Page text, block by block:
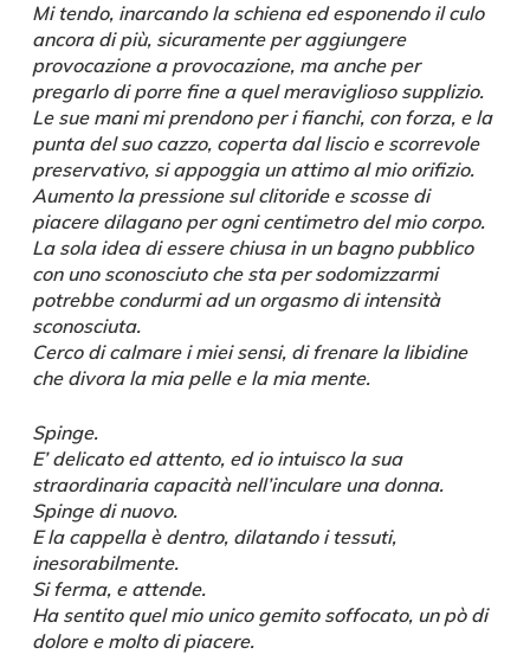
Mi tendo, inarcando la schiena ed esponendo il culo
ancora di più, sicuramente per aggiungere
provocazione a provocazione, ma anche per
pregarlo di porre fine a quel meraviglioso supplizio.
Le sue mani mi prendono per i fianchi, con forza, e la
punta del suo cazzo, coperta dal liscio e scorrevole
preservativo, si appoggia un attimo al mio orifizio.
Aumento la pressione sul clitoride e scosse di
piacere dilagano per ogni centimetro del mio corpo.
La sola idea di essere chiusa in un bagno pubblico
con uno sconosciuto che sta per sodomizzarmi
potrebbe condurmi ad un orgasmo di intensità
sconosciuta.
Cerco di calmare i miei sensi, di frenare la libidine
che divora la mia pelle e la mia mente.
Spinge.
E’ delicato ed attento, ed io intuisco la sua
straordinaria capacità nell’inculare una donna.
Spinge di nuovo.
E la cappella è dentro, dilatando i tessuti,
inesorabilmente.
Si ferma, e attende.
Ha sentito quel mio unico gemito soffocato, un pò di
dolore e molto di piacere.